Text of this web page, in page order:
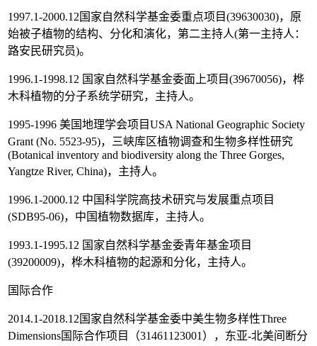
1997.1-2000.12国家自然科学基金委重点项目(39630030)，原
始被子植物的结构、分化和演化，第二主持人(第一主持人：
路安民研究员)。
1996.1-1998.12 国家自然科学基金委面上项目(39670056)，桦
木科植物的分子系统学研究，主持人。
1995-1996 美国地理学会项目USA National Geographic Society
Grant (No. 5523-95)，三峡库区植物调查和生物多样性研究
(Botanical inventory and biodiversity along the Three Gorges,
Yangtze River, China)，主持人。
1996.1-2000.12 中国科学院高技术研究与发展重点项目
(SDB95-06)，中国植物数据库，主持人。
1993.1-1995.12 国家自然科学基金委青年基金项目
(39200009)，桦木科植物的起源和分化，主持人。
国际合作
2014.1-2018.12国家自然科学基金委中美生物多样性Three
Dimensions国际合作项目（31461123001），东亚-北美间断分